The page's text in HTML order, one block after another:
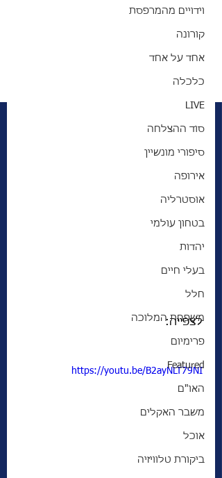
וידויים מהמרפסת
קורונה
אחד על אחד
כלכלה
LIVE
סוד ההצלחה
סיפורי מונשיין
אירופה
אוסטרליה
בטחון עולמי
יהדות
בעלי חיים
חלל
משפחת המלוכה
פרימיום
Featured
האו"ם
משבר האקלים
אוכל
ביקורת טלוויזיה
לצפייה:
https://youtu.be/B2ayNLT79NI